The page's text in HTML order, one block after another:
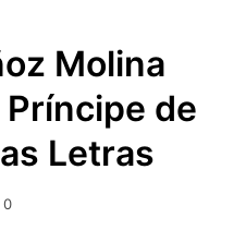
Molina
de
Letras
0